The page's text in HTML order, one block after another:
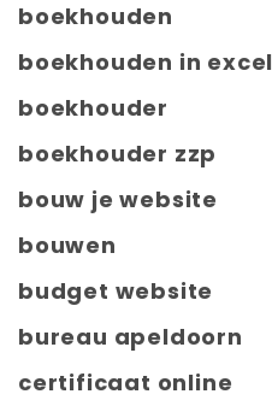
boekhouden
boekhouden in excel
boekhouder
boekhouder zzp
bouw je website
bouwen
budget website
bureau apeldoorn
certificaat online